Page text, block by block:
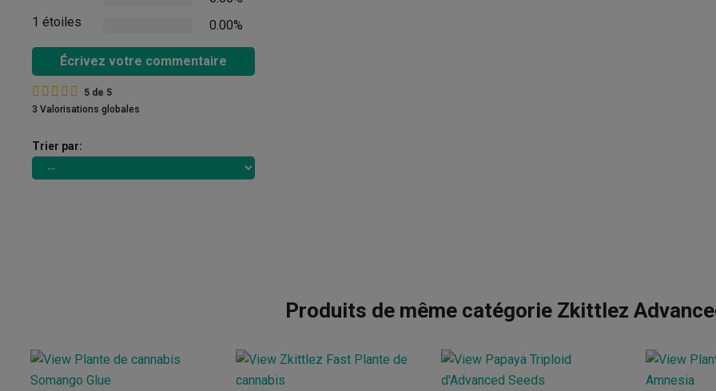
1 étoiles
0.00%
Écrivez votre commentaire
5 de 5
3 Valorisations globales
Trier par:
Produits de même catégorie Zkittlez